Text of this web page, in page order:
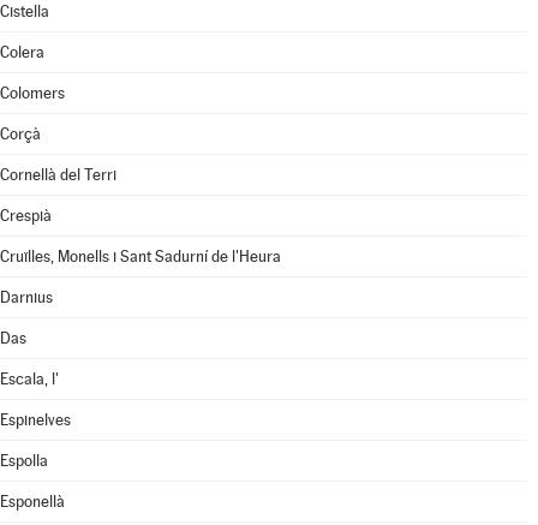
Cistella
Colera
Colomers
Corçà
Cornellà del Terri
Crespià
Cruïlles, Monells i Sant Sadurní de l'Heura
Darnius
Das
Escala, l'
Espinelves
Espolla
Esponellà